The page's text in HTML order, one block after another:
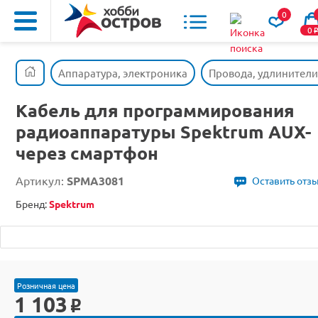
0
0o
Аппаратура, электроника Провода,
Кабель для программирования
радиоаппаратуры Spektrum AUX-
через смартфон
Артикул: SPMA3081
Оставить
Бренд:Spektrum
Розничная цена
1 103 o